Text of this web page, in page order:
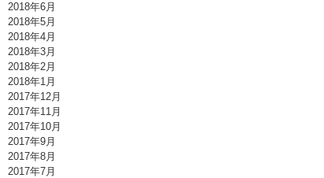
2018年6月
2018年5月
2018年4月
2018年3月
2018年2月
2018年1月
2017年12月
2017年11月
2017年10月
2017年9月
2017年8月
2017年7月